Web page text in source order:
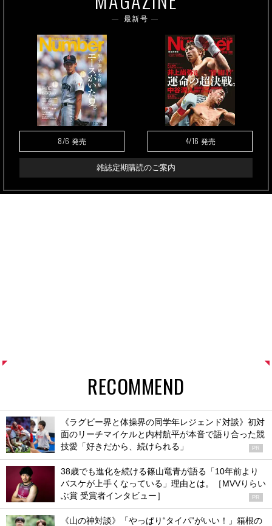
最新号
8/6 発売 4/16 発売
雑誌定期購読のご案内
RECOMMEND
《ラグビー界と体操界の同学年レジェンド対談》初対
面のリーチマイケルと内村航平が本音で語り合った競
技愛「好きだから、続けられる」
PR
38歳でも進化を続ける篠山竜青が語る「10年前より
バスケが上手くなっている」理由とは。［MVVりらい
ぶ賞 受賞者インタビュー］
PR
《山の神対談》「やっぱり“タイパ”がいい！」箱根の